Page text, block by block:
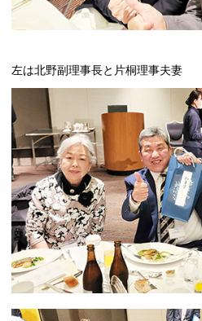
左は北野副理事長と片桐理事夫妻